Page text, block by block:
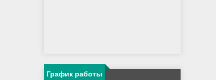
График работы